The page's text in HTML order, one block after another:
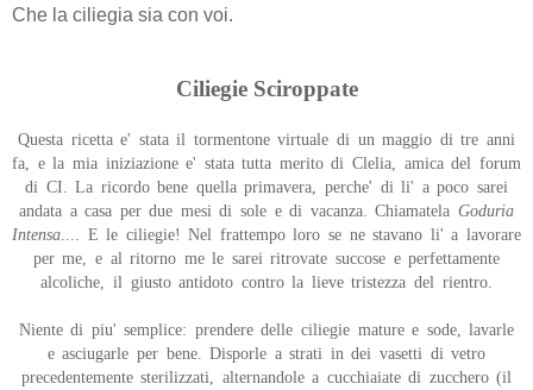
Che la ciliegia sia con voi.
Ciliegie Sciroppate
Questa ricetta e' stata il tormentone virtuale di un maggio di tre anni
fa, e la mia iniziazione e' stata tutta merito di Clelia, amica del forum
di CI. La ricordo bene quella primavera, perche' di li' a poco sarei
andata a casa per due mesi di sole e di vacanza. Chiamatela Goduria
Intensa .... E le ciliegie! Nel frattempo loro se ne stavano li' a lavorare
per me, e al ritorno me le sarei ritrovate succose e perfettamente
alcoliche, il giusto antidoto contro la lieve tristezza del rientro.
Niente di piu' semplice: prendere delle ciliegie mature e sode, lavarle
e asciugarle per bene. Disporle a strati in dei vasetti di vetro
precedentemente sterilizzati, alternandole a cucchiaiate di zucchero (il